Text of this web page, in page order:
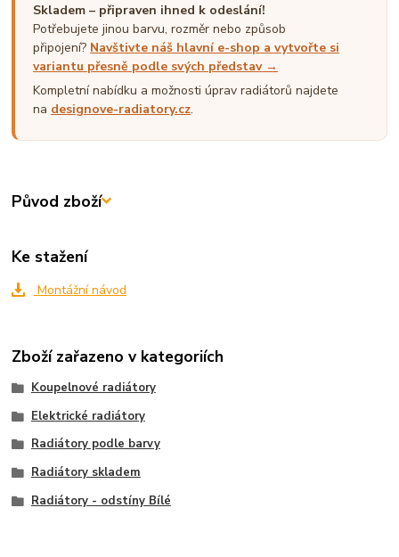
Skladem – připraven ihned k odeslání!
Potřebujete jinou barvu, rozměr nebo způsob
připojení? Navštivte náš hlavní e-shop a vytvořte si
variantu přesně podle svých představ →
Kompletní nabídku a možnosti úprav radiátorů najdete
na designove-radiatory.cz.
Původ zboží
Ke stažení
Montážní návod
Zboží zařazeno v kategoriích
Koupelnové radiátory
Elektrické radiátory
Radiátory podle barvy
Radiátory skladem
Radiátory - odstíny Bílé